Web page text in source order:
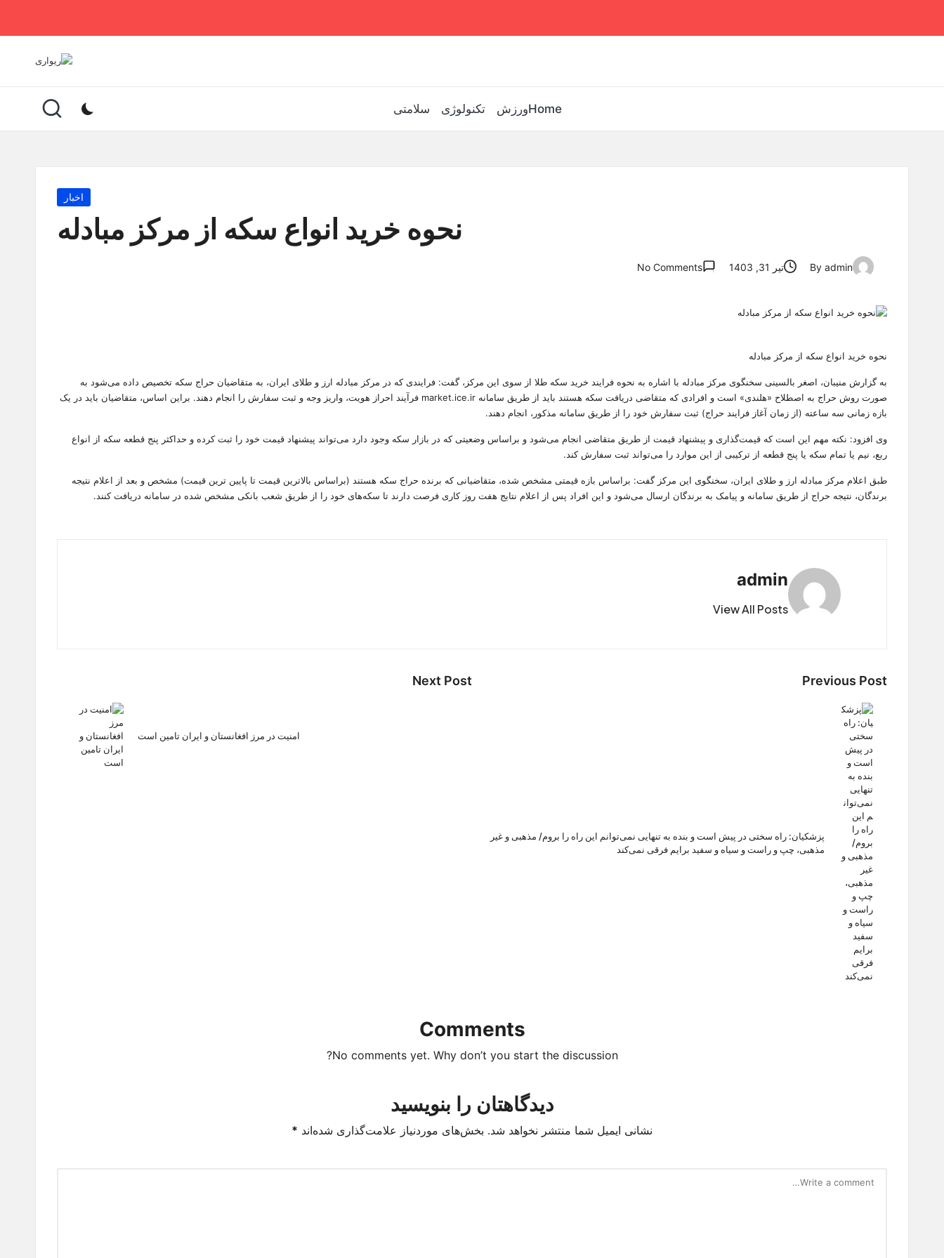
Skip
Homeورزش تکنولوژی سلامتی
Posted
اخبار
نحوه خرید انواع سکه از مرکز مبادله
Posted
By admin تیر 31, 1403 No Comments
نحوه خرید انواع سکه از مرکز مبادله
به گزارش منیبان، اصغر بالسینی سخنگوی مرکز مبادله با اشاره به نحوه فرایند خرید سکه طلا از سوی این مرکز، گفت: فرایندی که در مرکز مبادله ارز و طلای ایران، به متقاضیان حراج سکه تخصیص داده می‌شود به
صورت روش حراج به اصطلاح «هلندی» است و افرادی که متقاضی دریافت سکه هستند باید از طریق سامانه market.ice.ir فرآیند احراز هویت، واریز وجه و ثبت سفارش را انجام دهند. براین اساس، متقاضیان باید در یک
بازه زمانی سه ساعته (از زمان آغاز فرایند حراج) ثبت سفارش خود را از طریق سامانه مذکور، انجام دهند.
وی افزود: نکته مهم این است که قیمت‌گذاری و پیشنهاد قیمت از طریق متقاضی انجام می‌شود و براساس وضعیتی که در بازار سکه وجود دارد می‌تواند پیشنهاد قیمت خود را ثبت کرده و حداکثر پنج قطعه سکه از انواع
ربع، نیم یا تمام سکه یا پنج قطعه از ترکیبی از این موارد را می‌تواند ثبت سفارش کند.
طبق اعلام مرکز مبادله ارز و طلای ایران، سخنگوی این مرکز گفت: براساس بازه قیمتی مشخص شده، متقاضیانی که برنده حراج سکه هستند (براساس بالاترین قیمت تا پایین ترین قیمت) مشخص و بعد از اعلام نتیجه
برندگان، نتیجه حراج از طریق سامانه و پیامک به برندگان ارسال می‌شود و این افراد پس از اعلام نتایج هفت روز کاری فرصت دارند تا سکه‌های خود را از طریق شعب بانکی مشخص شده در سامانه دریافت کنند.
admin
View All Posts
Post
navigation
Previous Post
پزشکیان: راه سختی در پیش است و بنده به تنهایی نمی‌توانم این راه را بروم/ مذهبی و غیر
مذهبی، چپ و راست و سیاه و سفید برایم فرقی نمی‌کند
Next Post
امنیت در مرز افغانستان و ایران تامین است
Comments
No comments yet. Why don’t you start the discussion?
دیدگاهتان را بنویسید
نشانی ایمیل شما منتشر نخواهد شد. بخش‌های موردنیاز علامت‌گذاری شده‌اند *